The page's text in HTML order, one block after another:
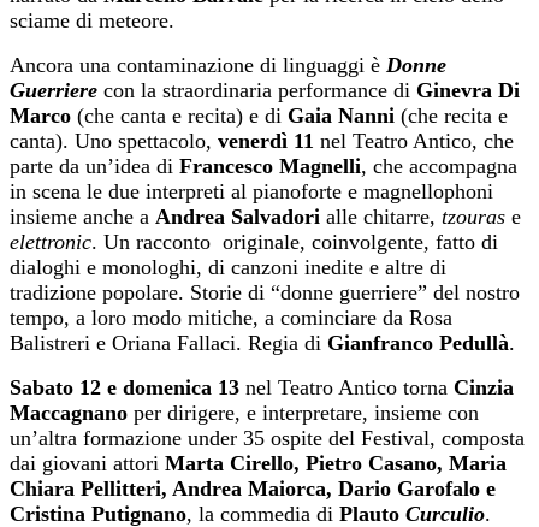
sciame di meteore.
Ancora una contaminazione di linguaggi è Donne
Guerriere con la straordinaria performance di Ginevra Di
Marco (che canta e recita) e di Gaia Nanni (che recita e
canta). Uno spettacolo, venerdì 11 nel Teatro Antico, che
parte da un’idea di Francesco Magnelli, che accompagna
in scena le due interpreti al pianoforte e magnellophoni
insieme anche a Andrea Salvadori alle chitarre, tzouras e
elettronic. Un racconto originale, coinvolgente, fatto di
dialoghi e monologhi, di canzoni inedite e altre di
tradizione popolare. Storie di “donne guerriere” del nostro
tempo, a loro modo mitiche, a cominciare da Rosa
Balistreri e Oriana Fallaci. Regia di Gianfranco Pedullà.
Sabato 12 e domenica 13 nel Teatro Antico torna Cinzia
Maccagnano per dirigere, e interpretare, insieme con
un’altra formazione under 35 ospite del Festival, composta
dai giovani attori Marta Cirello, Pietro Casano, Maria
Chiara Pellitteri, Andrea Maiorca, Dario Garofalo e
Cristina Putignano, la commedia di Plauto Curculio.